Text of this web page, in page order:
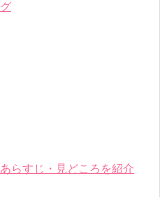
らすじ・見どころを紹介